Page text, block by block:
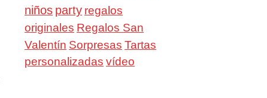
niños party regalos
originales Regalos San
Valentín Sorpresas Tartas
personalizadas vídeo